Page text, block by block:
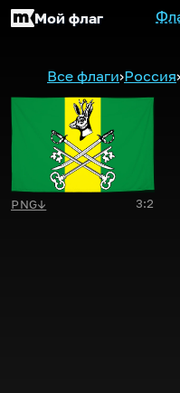
Мой флаг
Все флаги›Россия›
PNG↓ 3:2